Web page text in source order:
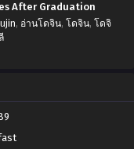
After Graduation
, อ่านโดจิน, โดจิน, โดจิ